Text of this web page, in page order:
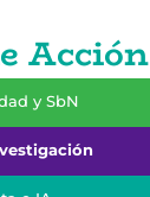
Acción
y SbN